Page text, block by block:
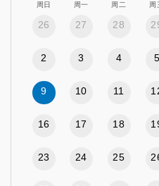
周日 周一 周二 周
26 27 28
2 3 4 5
9 10 11
16 17 18
23 24 25